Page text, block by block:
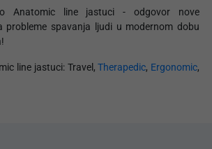
Anatomic line jastuci - odgovor nove
probleme spavanja ljudi u modernom dobu
line jastuci: Travel,Therapedic, Ergonomic,